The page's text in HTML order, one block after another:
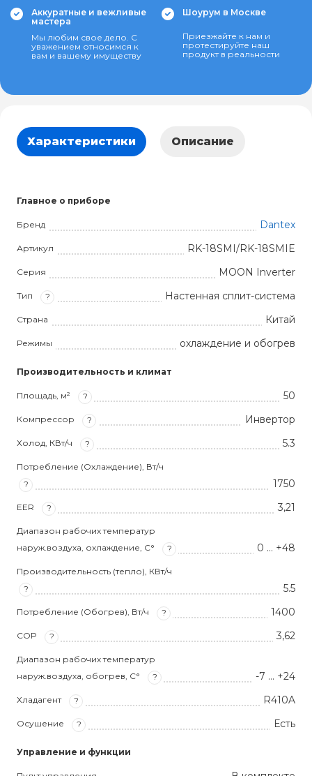
Аккуратные и вежливые
мастера
Мы любим свое дело. С
уважением относимся к
вам и вашему имуществу
Шоурум в Москве
Приезжайте к нам и
протестируйте наш
продукт в реальности
Характеристики Описание
Главное о приборе
Бренд Dantex
Артикул RK-18SMI/RK-18SMIE
Серия MOON Inverter
Тип ? Настенная сплит-система
Страна Китай
Режимы охлаждение и обогрев
Производительность и климат
Площадь, м² ? 50
Компрессор ? Инвертор
Холод, КВт/ч ? 5.3
Потребление (Охлаждение), Вт/ч
?
1750
EER ? 3,21
Диапазон рабочих температур
наруж.воздуха, охлаждение, С°
? 0 … +48
Производительность (тепло), КВт/ч
?
5.5
Потребление (Обогрев), Вт/ч ? 1400
COP ? 3,62
Диапазон рабочих температур
наруж.воздуха, обогрев, С°
? -7 … +24
Хладагент ? R410A
Осушение ? Есть
Управление и функции